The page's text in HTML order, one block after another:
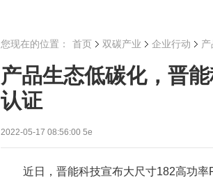
您现在的位置： 首页 双碳产业 企业行动
产品生态低碳化，晋
认证
2022-05-17 08:56:00 5e
近日，晋能科技宣布大尺寸182高功